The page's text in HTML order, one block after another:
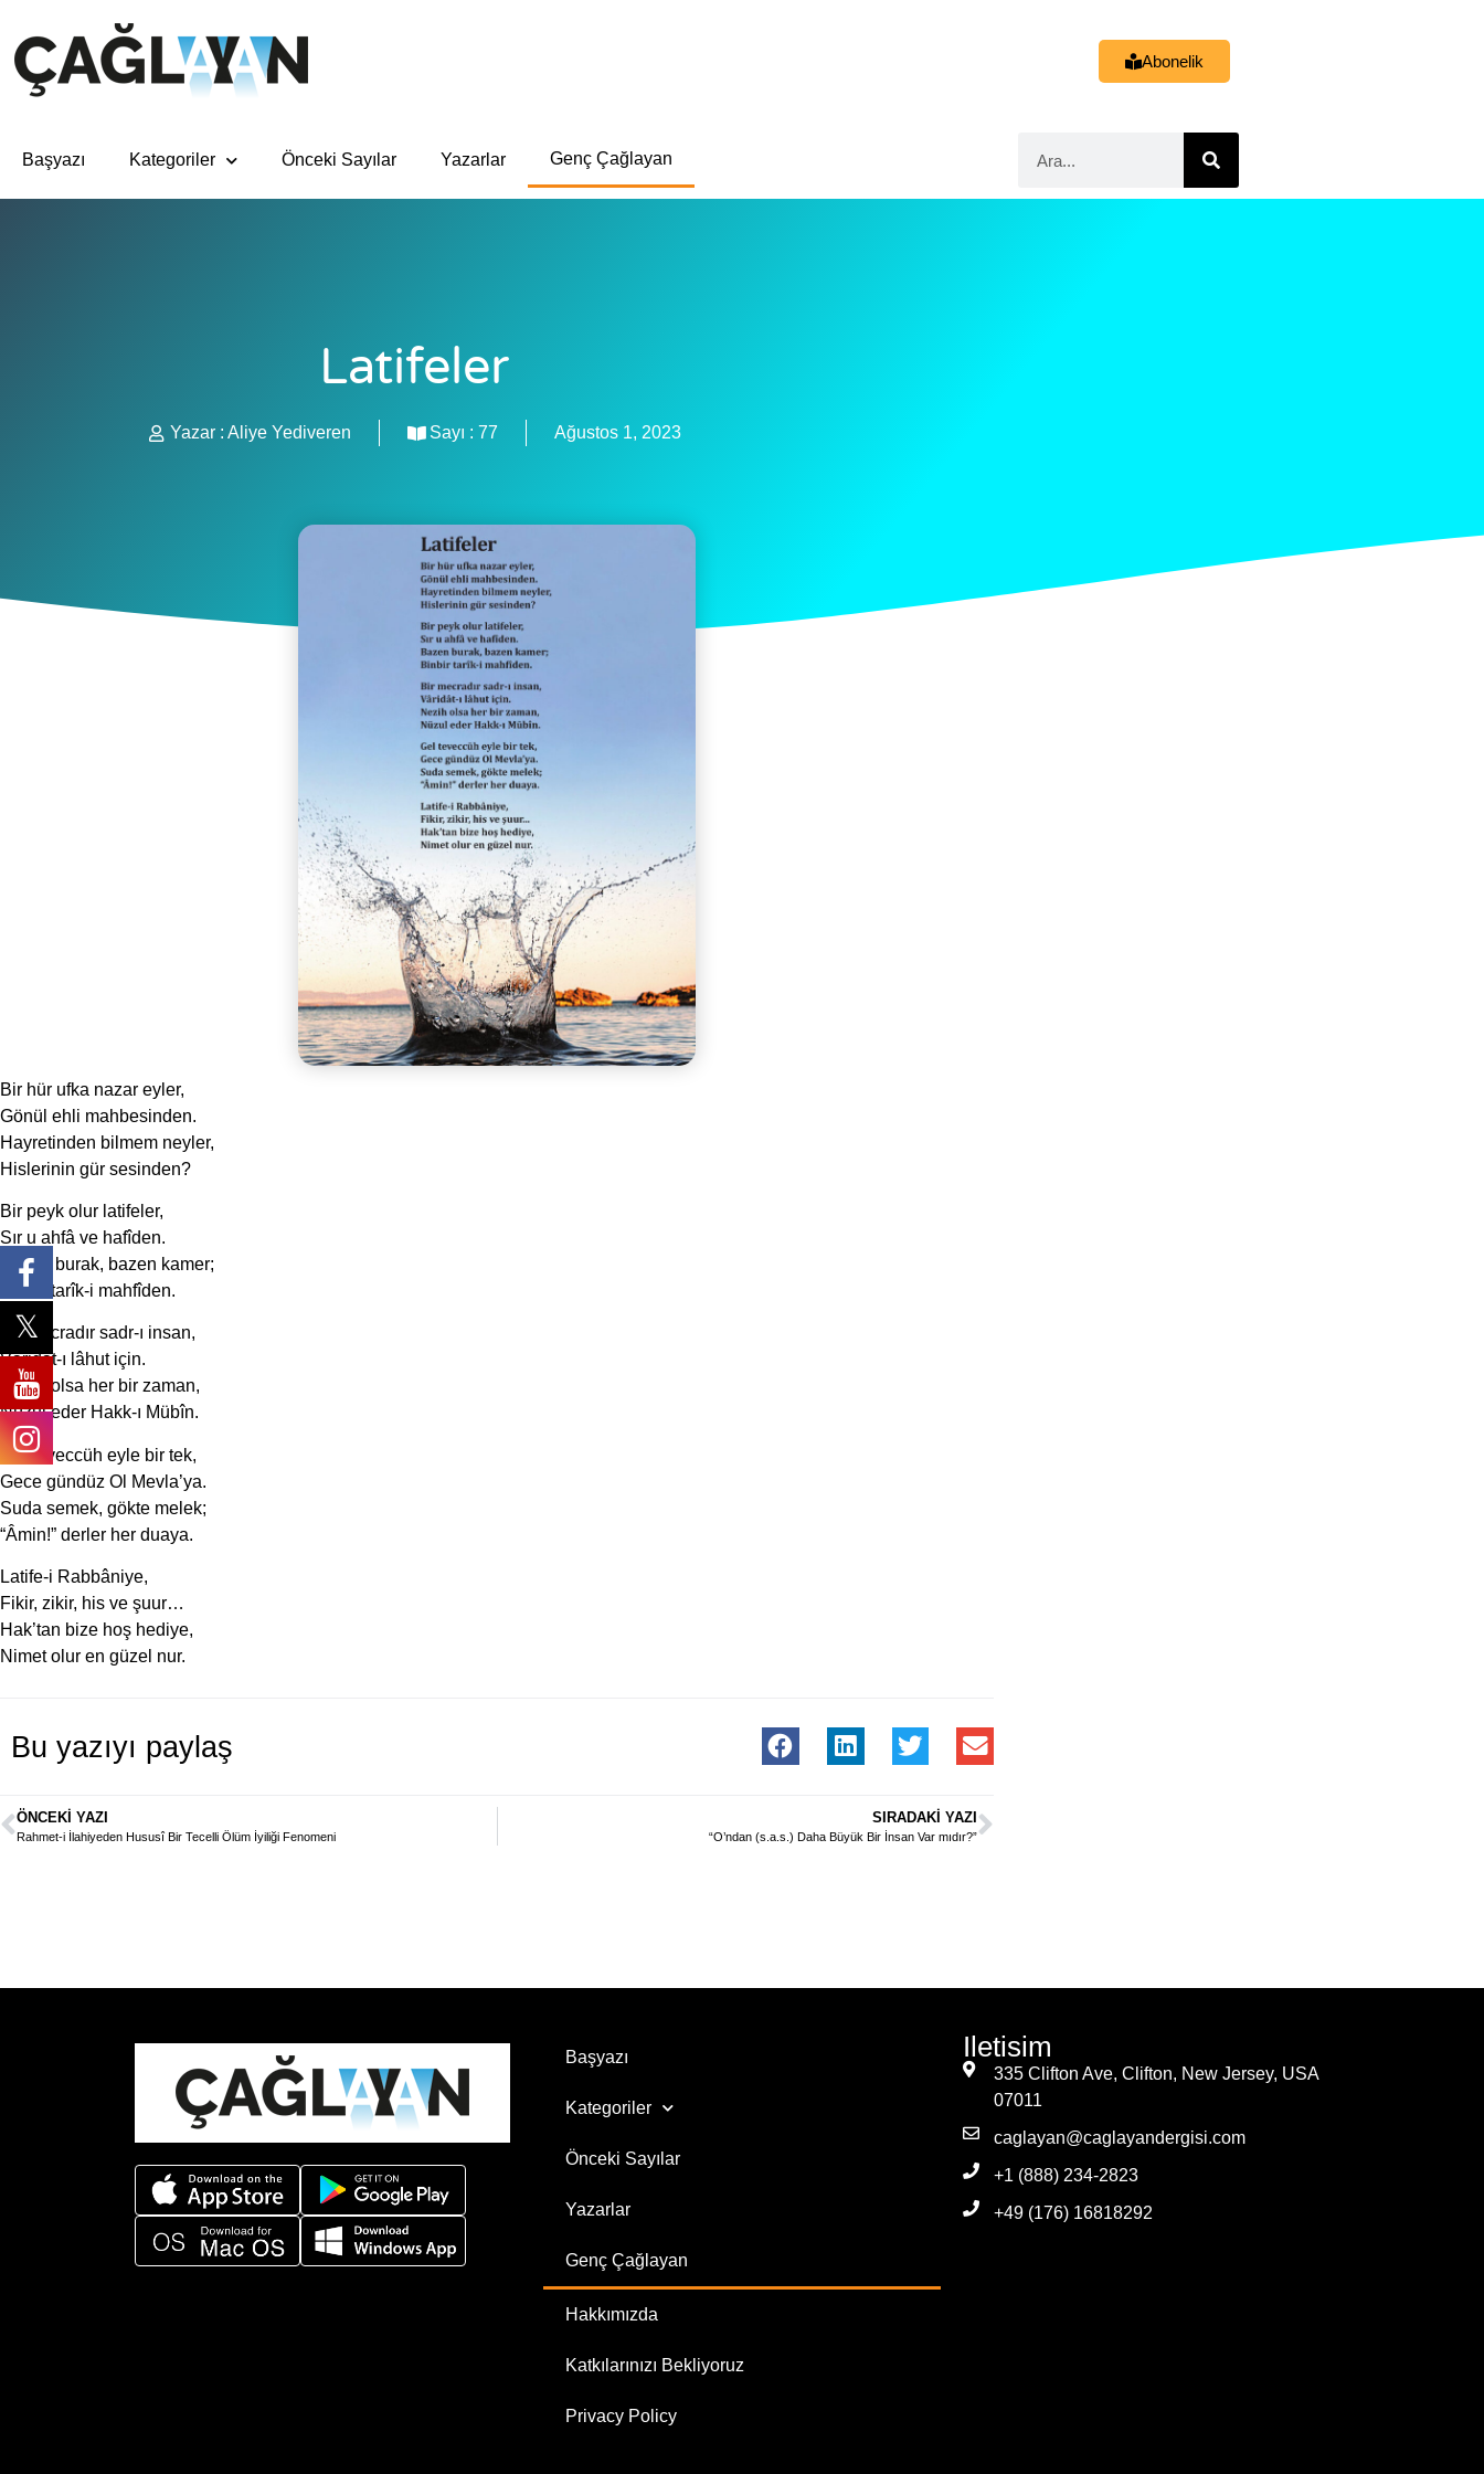
Abonelik
Başyazı Kategoriler Önceki Sayılar Yazarlar Genç Çağlayan
Latifeler
Yazar : Aliye Yediveren Sayı : 77 Ağustos 1, 2023
Bir hür ufka nazar eyler,
Gönül ehli mahbesinden.
Hayretinden bilmem neyler,
Hislerinin gür sesinden?
Bir peyk olur latifeler,
Sır u ahfâ ve hafîden.
Bazen burak, bazen kamer;
Binbir tarîk-i mahfîden.
Bir mecradır sadr-ı insan,
Vâridât-ı lâhut için.
Nezih olsa her bir zaman,
Nüzul eder Hakk-ı Mübîn.
Gel teveccüh eyle bir tek,
Gece gündüz Ol Mevla’ya.
Suda semek, gökte melek;
“Âmin!” derler her duaya.
Latife-i Rabbâniye,
Fikir, zikir, his ve şuur…
Hak’tan bize hoş hediye,
Nimet olur en güzel nur.
Bu yazıyı paylaş
ÖNCEKI YAZI
Rahmet-i İlahiyeden Hususî Bir Tecelli Ölüm İyiliği Fenomeni
SIRADAKI YAZI
“O’ndan (s.a.s.) Daha Büyük Bir İnsan Var mıdır?”
Başyazı
Kategoriler
Önceki Sayılar
Yazarlar
Genç Çağlayan
Hakkımızda
Katkılarınızı Bekliyoruz
Privacy Policy
Iletisim
335 Clifton Ave, Clifton, New Jersey, USA
07011
caglayan@caglayandergisi.com
+1 (888) 234-2823
+49 (176) 16818292